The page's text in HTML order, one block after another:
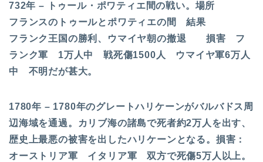
732年 – トゥール・ポワティエ間の戦い。場所
フランスのトゥールとポワティエの間 結果
フランク王国の勝利、ウマイヤ朝の撤退 損害 フ
ランク軍 1万人中 戦死傷1500人 ウマイヤ軍6万人
中 不明だが甚大。
1780年 – 1780年のグレートハリケーンがバルバドス周
辺海域を通過。カリブ海の諸島で死者約2万人を出す、
歴史上最悪の被害を出したハリケーンとなる。損害：
オーストリア軍 イタリア軍 双方で死傷5万人以上。